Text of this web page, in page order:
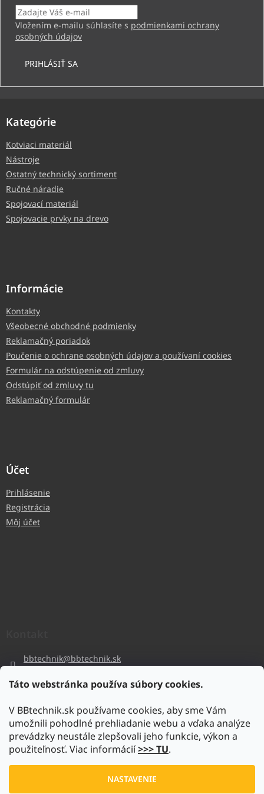
Táto webstránka používa súbory cookies.
V BBtechnik.sk používame cookies, aby sme Vám
umožnili pohodlné prehliadanie webu a vďaka analýze
prevádzky neustále zlepšovali jeho funkcie, výkon a
použiteľnosť. Viac informácií>>> TU.
NASTAVENIE
Vložením e-mailu súhlasíte s podmienkami ochrany
osobných údajov
PRIHLÁSIŤ SA
Kategórie
Kotviaci materiál
Nástroje
Ostatný technický sortiment
Ručné náradie
Spojovací materiál
Spojovacie prvky na drevo
Informácie
Kontakty
Všeobecné obchodné podmienky
Reklamačný poriadok
Poučenie o ochrane osobných údajov a používaní cookies
Formulár na odstúpenie od zmluvy
Odstúpiť od zmluvy tu
Reklamačný formulár
Účet
Prihlásenie
Registrácia
Môj účet
bbtechnik@bbtechnik.sk
bbtechnik
https://www.youtube.com/@bb-techniks.r.o.7746